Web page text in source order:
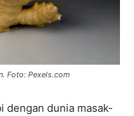
Foto: Pexels.com
dengan dunia masak-